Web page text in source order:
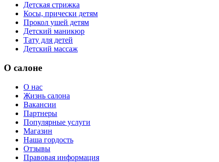
Детская стрижка
Косы, прически детям
Прокол ушей детям
Детский маникюр
Тату для детей
Детский массаж
О салоне
О нас
Жизнь салона
Вакансии
Партнеры
Популярные услуги
Магазин
Наша гордость
Отзывы
Правовая информация